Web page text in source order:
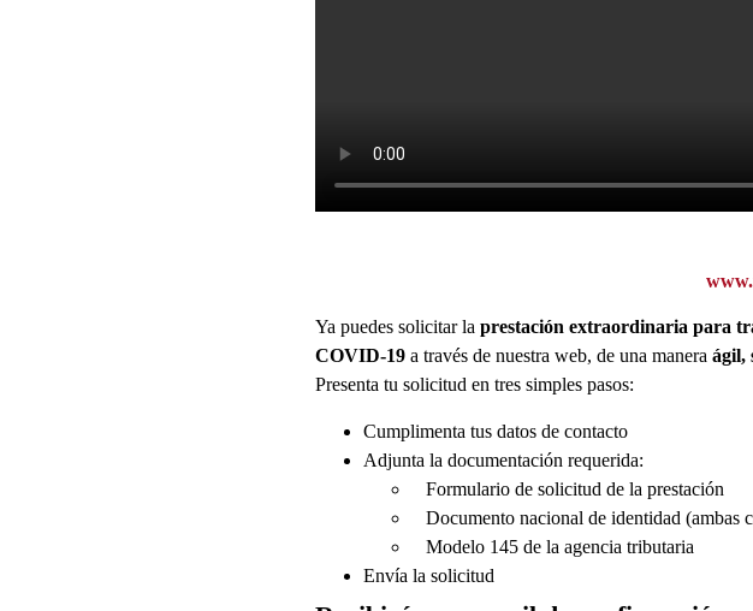
Ya puedes solicitar la prestación extraordinaria para
COVID-19 a través de nuestra web, de una manera ágil,
Presenta tu solicitud en tres simples pasos:
Cumplimenta tus datos de contacto
Adjunta la documentación requerida:
Formulario de solicitud de la prestación
Documento nacional de identidad (ambas
Modelo 145 de la agencia tributaria
Envía la solicitud